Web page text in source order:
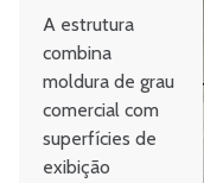
A estrutura
combina
moldura de grau
comercial com
superfícies de
exibição